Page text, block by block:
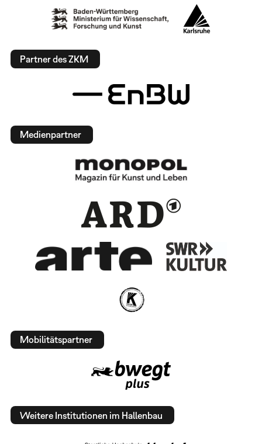
Partner des ZKM
Medienpartner
Mobilitätspartner
Weitere Institutionen im Hallenbau